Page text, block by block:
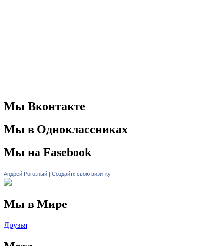
Мы Вконтакте
Мы в Одноклассниках
Мы на Fasebook
Андрей Рогозный Создайте свою визитку
Мы в Мире
Друзья